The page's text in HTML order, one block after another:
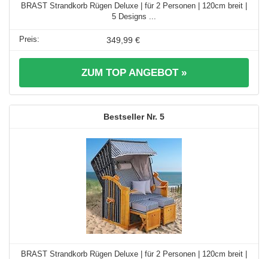
BRAST Strandkorb Rügen Deluxe | für 2 Personen | 120cm breit |
5 Designs ...
349,99 €
ZUM TOP ANGEBOT »
5
BRAST Strandkorb Rügen Deluxe | für 2 Personen | 120cm breit |